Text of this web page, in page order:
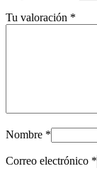
Tu valoración *
Nombre *
Correo electrónico *